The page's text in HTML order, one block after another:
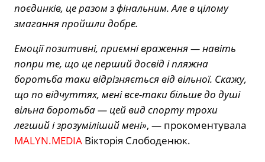
поєдинків, це разом з фінальним. Але в цілому
змагання пройшли добре.
Емоції позитивні, приємні враження — навіть
попри те, що це перший досвід і пляжна
боротьба таки відрізняється від вільної. Скажу,
що по відчуттях, мені все-таки більше до душі
вільна боротьба — цей вид спорту трохи
легший і зрозуміліший мені», — прокоментувала
MALYN.MEDIA Вікторія Слободенюк.